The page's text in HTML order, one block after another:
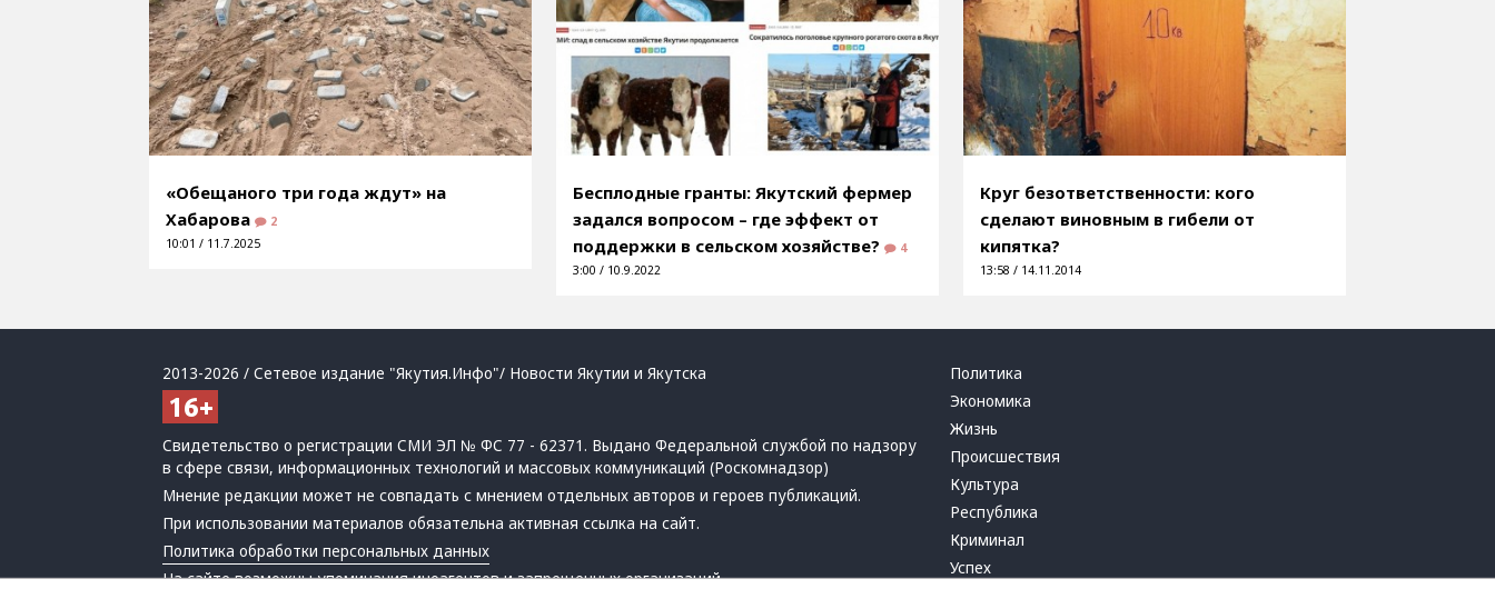
«Обещаного три года ждут» на
Хабарова
2
10:01 / 11.7.2025
Бесплодные гранты: Якутский фермер
задался вопросом – где эффект от
поддержки в сельском хозяйстве?
4
3:00 / 10.9.2022
Круг безответственности: кого
сделают виновным в гибели от
кипятка?
13:58 / 14.11.2014
2013-2026 / Сетевое издание "Якутия.Инфо"/ Новости Якутии и Якутска
Свидетельство о регистрации СМИ ЭЛ № ФС 77 - 62371. Выдано Федеральной службой по надзору
в сфере связи, информационных технологий и массовых коммуникаций (Роскомнадзор)
Мнение редакции может не совпадать с мнением отдельных авторов и героев публикаций.
При использовании материалов обязательна активная ссылка на сайт.
Политика обработки персональных данных
На сайте возможны упоминанияиноагентовизапрещенных организаций
Политика
Экономика
Жизнь
Происшествия
Культура
Республика
Криминал
Успех